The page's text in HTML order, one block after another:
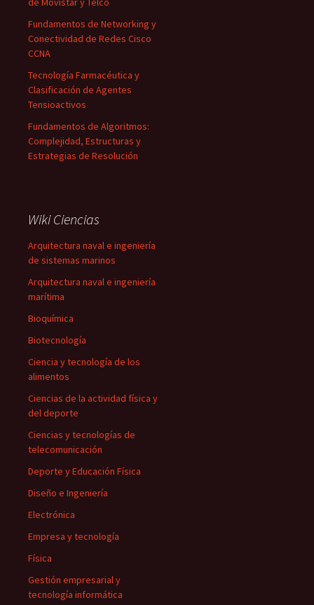
Fundamentos de Networking y
Conectividad de Redes Cisco
CCNA
Tecnología Farmacéutica y
Clasificación de Agentes
Tensioactivos
Fundamentos de Algoritmos:
Complejidad, Estructuras y
Estrategias de Resolución
Wiki Ciencias
Arquitectura naval e ingeniería
de sistemas marinos
Arquitectura naval e ingeniería
marítima
Bioquímica
Biotecnología
Ciencia y tecnología de los
alimentos
Ciencias de la actividad física y
del deporte
Ciencias y tecnologías de
telecomunicación
Deporte y Educación Física
Diseño e Ingeniería
Electrónica
Empresa y tecnología
Física
Gestión empresarial y
tecnología informática